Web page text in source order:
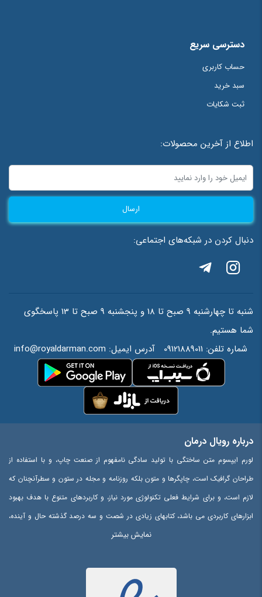
دسترسی سریع
حساب کاربری
سبد خرید
ثبت شکایات
اطلاع از آخرین محصولات:
ارسال
دنبال کردن در شبکه‌های اجتماعی:
شنبه تا چهارشنبه 9 صبح تا 18 و پنجشنبه 9 صبح تا 13 پاسخگوی
شما هستیم.
شماره تلفن: 09121889011 آدرس ایمیل: info@royaldarman.com
درباره رویال درمان
لورم ایپسوم متن ساختگی با تولید سادگی نامفهوم از صنعت چاپ، و با استفاده از
طراحان گرافیک است، چاپگرها و متون بلکه روزنامه و مجله در ستون و سطرآنچنان که
لازم است، و برای شرایط فعلی تکنولوژی مورد نیاز، و کاربردهای متنوع با هدف بهبود
ابزارهای کاربردی می باشد، کتابهای زیادی در شصت و سه درصد گذشته حال و آینده،
شناخت فراوان جامعه و متخصصان را می طلبد، تا با نرم افزارها شناخت بیشتری را
ایجاد کرد، در این صورت می توان امید داشت که تمام و دشواری موجود در ارائه
راهکارها، و شرایط سخت تایپ به پایان رسد و زمان مورد نیاز شامل حروفچینی
نمایش بیشتر